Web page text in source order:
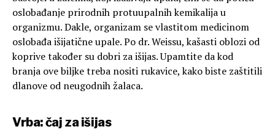
oslobađanje prirodnih protuupalnih kemikalija u
organizmu. Dakle, organizam se vlastitom medicinom
oslobađa išijatične upale. Po dr. Weissu, kašasti oblozi od
koprive također su dobri za išijas. Upamtite da kod
branja ove biljke treba nositi rukavice, kako biste zaštitili
dlanove od neugodnih žalaca.
Vrba: čaj za išijas